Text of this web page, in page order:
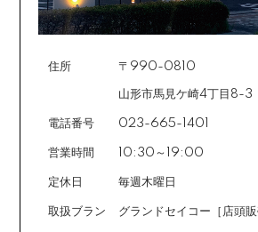
高額すぎず、安すぎず、長期的に愛用できる
の価格帯。初めての一本にも、買い替えや2
ランスが取れており、幅広いユーザーに選ば
あります。
事項をご入力の上、お手続きをお願い
回数は基本的に10～60回の中からお
場合によっては2～6回も可能ですので
ご注文時に備考欄でお知らせください
住所 〒990-0810
山形市馬見ケ崎4丁目8-3
電話番号 023-665-1401
営業時間 10:30～19:00
定休日 毎週木曜日
取扱ブラン グランドセイコー［店頭